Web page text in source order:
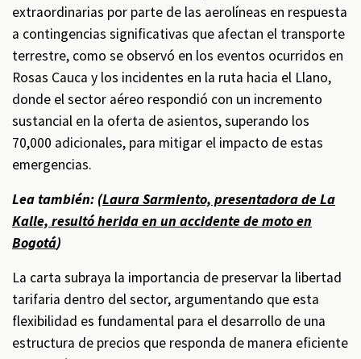
extraordinarias por parte de las aerolíneas en respuesta
a contingencias significativas que afectan el transporte
terrestre, como se observó en los eventos ocurridos en
Rosas Cauca y los incidentes en la ruta hacia el Llano,
donde el sector aéreo respondió con un incremento
sustancial en la oferta de asientos, superando los
70,000 adicionales, para mitigar el impacto de estas
emergencias.
Lea también: (Laura Sarmiento, presentadora de La
Kalle, resultó herida en un accidente de moto en
Bogotá)
La carta subraya la importancia de preservar la libertad
tarifaria dentro del sector, argumentando que esta
flexibilidad es fundamental para el desarrollo de una
estructura de precios que responda de manera eficiente